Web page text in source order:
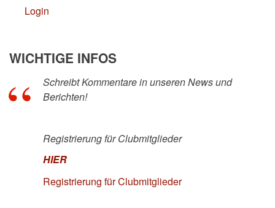
Login
WICHTIGE INFOS
Schreibt Kommentare in unseren News und
Berichten!
Registrierung für Clubmitglieder
HIER
Registrierung für Clubmitglieder